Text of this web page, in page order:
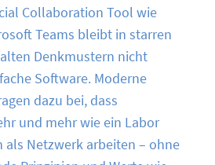
Collaboration Tool wie
Teams bleibt in starren
Denkmustern nicht
Software. Moderne
dazu bei, dass
und mehr wie ein Labor
als Netzwerk arbeiten – ohne